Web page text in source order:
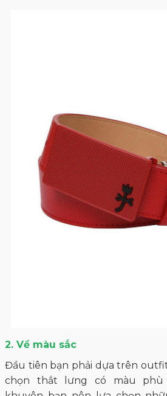
2. Về màu sắc
Đầu tiên bạn phải dựa trên
chọn thắt lưng có màu phù